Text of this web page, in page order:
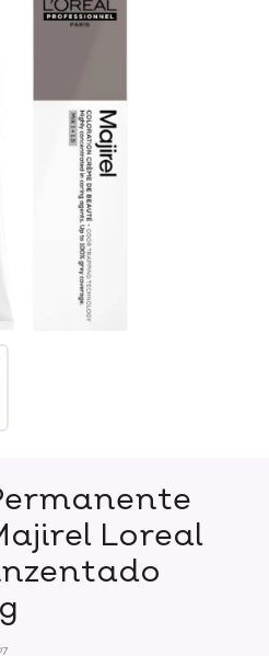
Loreal